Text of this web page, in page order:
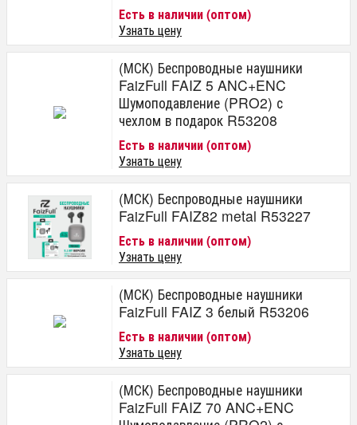
Есть в наличии (оптом)
Узнать цену
(МСК) Беспроводные наушники
FaizFull FAIZ 5 ANC+ENC
Шумоподавление (PRO2) с
чехлом в подарок R53208
Есть в наличии (оптом)
Узнать цену
(МСК) Беспроводные наушники
FaizFull FAIZ82 metal R53227
Есть в наличии (оптом)
Узнать цену
(МСК) Беспроводные наушники
FaizFull FAIZ 3 белый R53206
Есть в наличии (оптом)
Узнать цену
(МСК) Беспроводные наушники
FaizFull FAIZ 70 ANC+ENC